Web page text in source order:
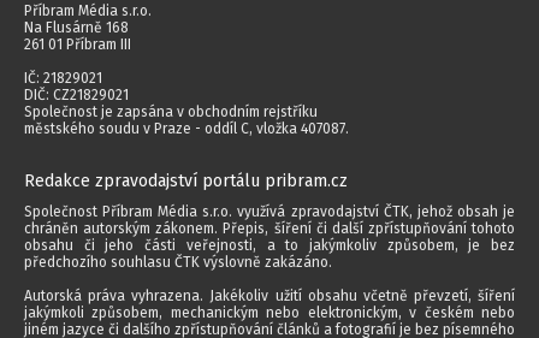
Příbram Média s.r.o.
Na Flusárně 168
261 01 Příbram III
IČ: 21829021
DIČ: CZ21829021
Společnost je zapsána v obchodním rejstříku
městského soudu v Praze - oddíl C, vložka 407087.
Redakce zpravodajství portálu pribram.cz
Společnost Příbram Média s.r.o. využívá zpravodajství ČTK, jehož obsah je
chráněn autorským zákonem. Přepis, šíření či další zpřístupňování tohoto
obsahu či jeho části veřejnosti, a to jakýmkoliv způsobem, je bez
předchozího souhlasu ČTK výslovně zakázáno.
Autorská práva vyhrazena. Jakékoliv užití obsahu včetně převzetí, šíření
jakýmkoli způsobem, mechanickým nebo elektronickým, v českém nebo
jiném jazyce či dalšího zpřístupňování článků a fotografií je bez písemného